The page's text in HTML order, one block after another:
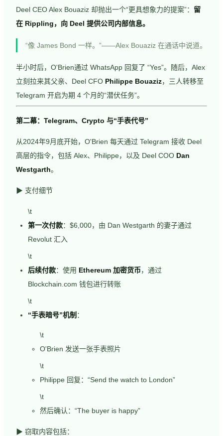
Deel CEO Alex Bouaziz 却抛出一个“更具想象力的提案”： 留
在 Rippling，向 Deel 提供公司内部信息。
“像 James Bond 一样。”——Alex Bouaziz 在通话中说道。
半小时后，O'Brien通过 WhatsApp 回复了 “Yes”。随后，Alex
立刻拉来其父亲、Deel CFO Philippe Bouaziz，三人转移至
Telegram 开启为期 4 个月的“潜伏任务”。
第二幕：Telegram、Crypto 与“手表代号”
从2024年9月底开始，O'Brien 每天通过 Telegram 接收 Deel
高层的指令，包括 Alex、Philippe，以及 Deel COO Dan
Westgarth。
▶ 支付细节
\t
第一次付款：$6,000，由 Dan Westgarth 的妻子通过
Revolut 汇入
\t
后续付款：使用 Ethereum 加密货币，通过
Blockchain.com 钱包进行转账
\t
“手表暗号”机制 ：
\t
O'Brien 发送一张手表照片
\t
Philippe 回复：“Send the watch to London”
\t
然后确认：“The buyer is happy”
▶ 窃取内容包括：